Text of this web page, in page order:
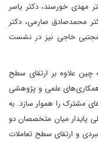
مهدی خورسند، دکتر یاسر
محمدصادق صارمی، دکتر
مجتبی خاجی نیز در نشست
چین علاوه بر ارتقای سطح
علمی و پژوهشی
مشترک را هموار سازد. به
پایدار میان متخصصان دو
و ارتقای سطح تعاملات